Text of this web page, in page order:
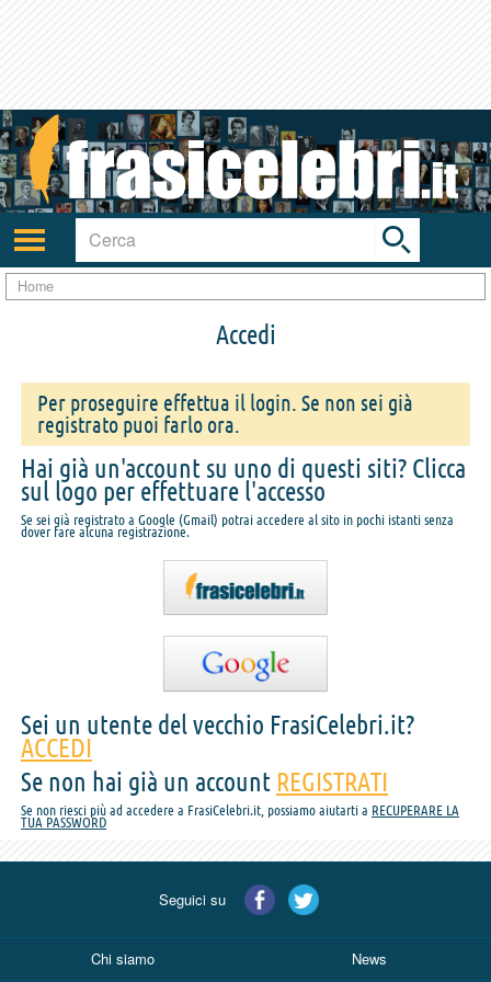
Attiva/disattiva
navigazione
Toggle
search
bar
Home
Accedi
Per proseguire effettua il login. Se non sei già
registrato puoi farlo ora.
Hai già un'account su uno di questi siti? Clicca
sul logo per effettuare l'accesso
Se sei già registrato a Google (Gmail) potrai accedere al sito in pochi istanti senza
dover fare alcuna registrazione.
Sei un utente del vecchio FrasiCelebri.it?
ACCEDI
Se non hai già un account REGISTRATI
Se non riesci più ad accedere a FrasiCelebri.it, possiamo aiutarti a RECUPERARE LA
TUA PASSWORD
Seguici su
Chi siamo News